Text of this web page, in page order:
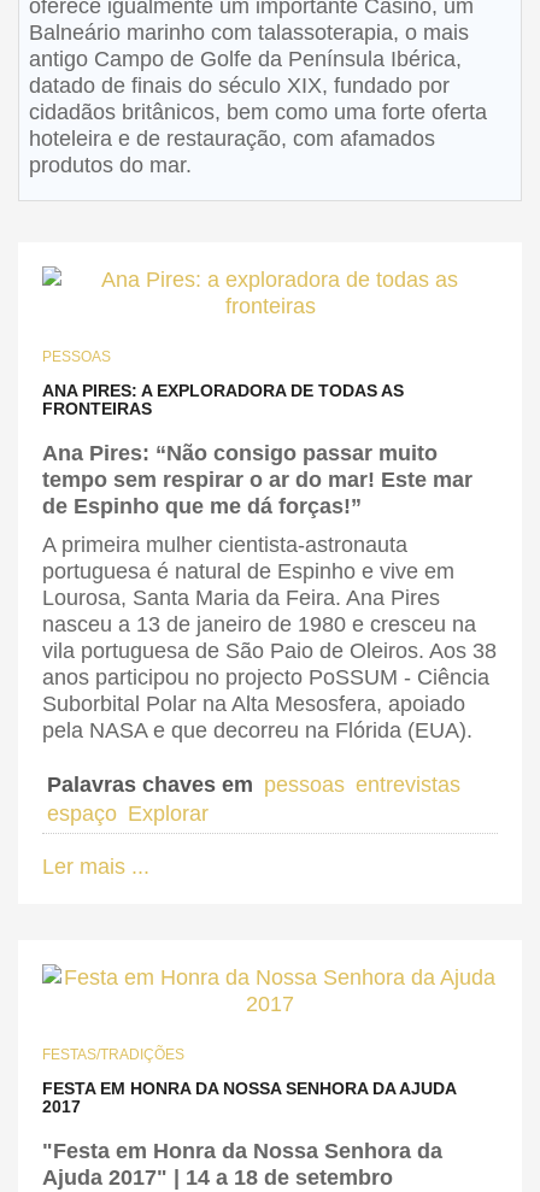
oferece igualmente um importante Casino, um
Balneário marinho com talassoterapia, o mais
antigo Campo de Golfe da Península Ibérica,
datado de finais do século XIX, fundado por
cidadãos britânicos, bem como uma forte oferta
hoteleira e de restauração, com afamados
produtos do mar.
PESSOAS
ANA PIRES: A EXPLORADORA DE TODAS AS
FRONTEIRAS
Ana Pires: “Não consigo passar muito
tempo sem respirar o ar do mar! Este mar
de Espinho que me dá forças!”
A primeira mulher cientista-astronauta
portuguesa é natural de Espinho e vive em
Lourosa, Santa Maria da Feira. Ana Pires
nasceu a 13 de janeiro de 1980 e cresceu na
vila portuguesa de São Paio de Oleiros. Aos 38
anos participou no projecto PoSSUM - Ciência
Suborbital Polar na Alta Mesosfera, apoiado
pela NASA e que decorreu na Flórida (EUA).
Palavras chaves em pessoas entrevistas
espaço Explorar
Ler mais ...
FESTAS/TRADIÇÕES
FESTA EM HONRA DA NOSSA SENHORA DA AJUDA
2017
"Festa em Honra da Nossa Senhora da
Ajuda 2017" | 14 a 18 de setembro